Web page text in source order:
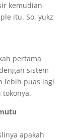
kemudian
itu. So, yukz
pertama
sistem
lebih puas lagi
apakah